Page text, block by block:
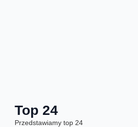
Top 24
Przedstawiamy top 24